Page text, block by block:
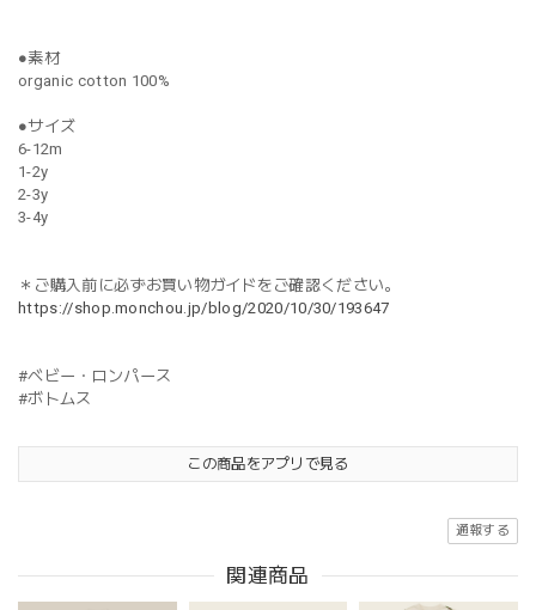
●素材
organic cotton 100%
●サイズ
6-12m
1-2y
2-3y
3-4y
＊ご購入前に必ずお買い物ガイドをご確認ください。
https://shop.monchou.jp/blog/2020/10/30/193647
#ベビー・ロンパース
#ボトムス
この商品をアプリで見る
通報する
関連商品